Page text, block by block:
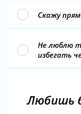
Скажу
Не люблю
избегать
Любишь